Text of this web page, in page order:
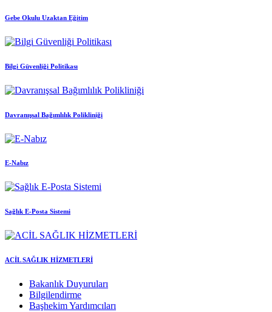
Gebe Okulu Uzaktan Eğitim
Bilgi Güvenliği Politikası
Davranışsal Bağımlılık Polikliniği
E-Nabız
Sağlık E-Posta Sistemi
ACİL SAĞLIK HİZMETLERİ
Bakanlık Duyuruları
Bilgilendirme
Başhekim Yardımcıları